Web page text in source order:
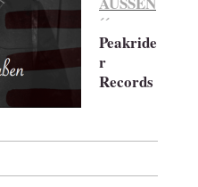
´´
Peakride
r
Records